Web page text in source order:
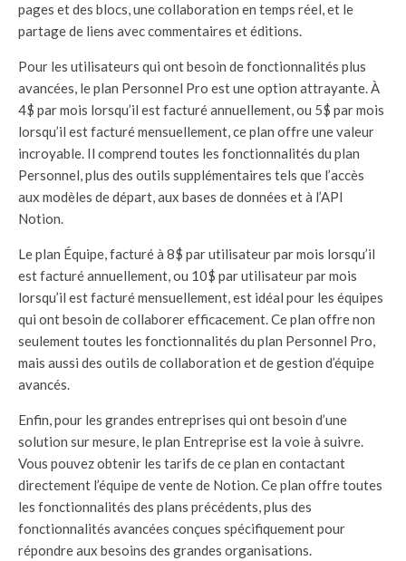
pages et des blocs, une collaboration en temps réel, et le
partage de liens avec commentaires et éditions.
Pour les utilisateurs qui ont besoin de fonctionnalités plus
avancées, le plan Personnel Pro est une option attrayante. À
4$ par mois lorsqu’il est facturé annuellement, ou 5$ par mois
lorsqu’il est facturé mensuellement, ce plan offre une valeur
incroyable. Il comprend toutes les fonctionnalités du plan
Personnel, plus des outils supplémentaires tels que l’accès
aux modèles de départ, aux bases de données et à l’API
Notion.
Le plan Équipe, facturé à 8$ par utilisateur par mois lorsqu’il
est facturé annuellement, ou 10$ par utilisateur par mois
lorsqu’il est facturé mensuellement, est idéal pour les équipes
qui ont besoin de collaborer efficacement. Ce plan offre non
seulement toutes les fonctionnalités du plan Personnel Pro,
mais aussi des outils de collaboration et de gestion d’équipe
avancés.
Enfin, pour les grandes entreprises qui ont besoin d’une
solution sur mesure, le plan Entreprise est la voie à suivre.
Vous pouvez obtenir les tarifs de ce plan en contactant
directement l’équipe de vente de Notion. Ce plan offre toutes
les fonctionnalités des plans précédents, plus des
fonctionnalités avancées conçues spécifiquement pour
répondre aux besoins des grandes organisations.